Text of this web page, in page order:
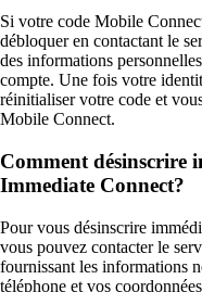
Si votre code Mobile
débloquer en contactant le
des informations
compte. Une fois votre
réinitialiser votre code et
Mobile Connect.
Comment désinscrire
Immediate Connect?
Pour vous désinscrire
vous pouvez contacter le
fournissant les informations
téléphone et vos